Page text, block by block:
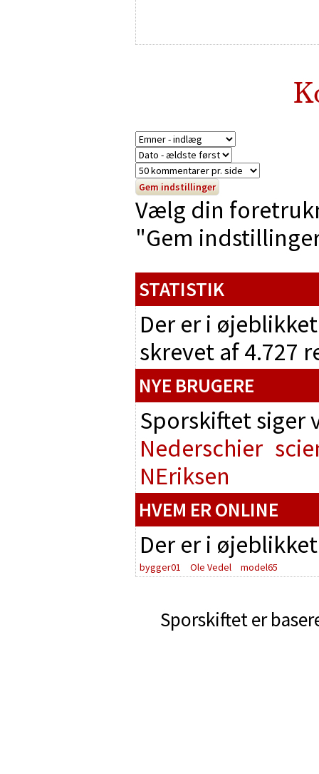
Vælg din
"Gem
STATISTIK
Der er i
skrevet af 4.727
NYE BRUGERE
Sporskiftet
Nederschier
NEriksen
HVEM ER ONLINE
Der er i
bygger01 Ole Vedel model65
Sporskiftet er